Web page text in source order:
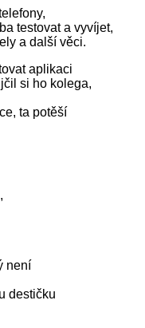
testovat a vyvíjet,
a další věci.
aplikaci
si ho kolega,
ta potěší
není
destičku